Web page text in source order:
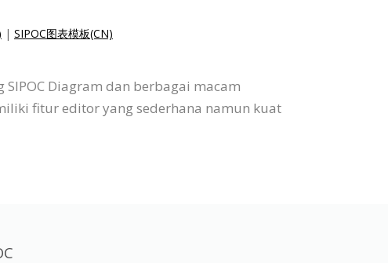
| SIPOC图表模板(CN)
Diagram dan berbagai macam
fitur editor yang sederhana namun kuat